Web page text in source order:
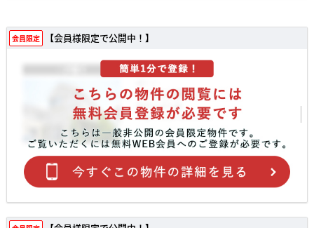
会員限定 【会員様限定で公開中！】